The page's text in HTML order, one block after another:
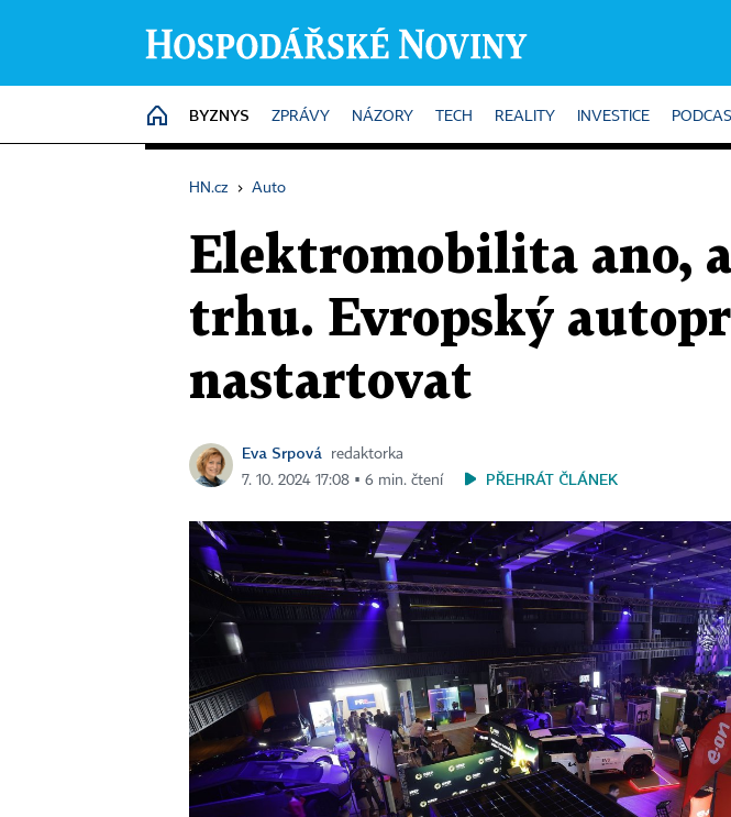
HOME
BYZNYS ZPRÁVY NÁZORY TECH REALITY INVESTICE
HN.cz › Auto
Elektromobilita ano,
trhu. Evropský
nastartovat
Eva Srpová
redaktorka
7. 10. 2024 17:08 ▪ 6 min. čtení
PŘEHRÁT ČLÁNEK